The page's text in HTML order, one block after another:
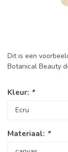
Dit is een
Botanical Beauty
Kleur: *
Materiaal: *